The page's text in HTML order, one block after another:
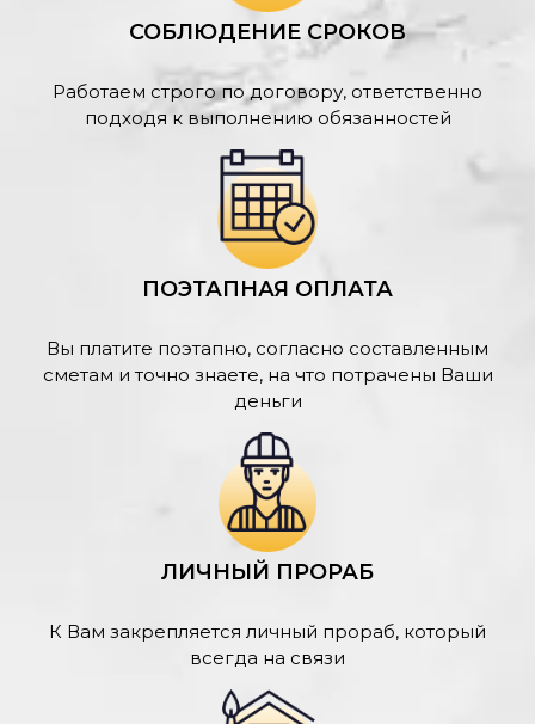
СОБЛЮДЕНИЕ СРОКОВ
Работаем строго по договору, ответственно
подходя к выполнению обязанностей
ПОЭТАПНАЯ ОПЛАТА
Вы платите поэтапно, согласно составленным
сметам и точно знаете, на что потрачены Ваши
деньги
ЛИЧНЫЙ ПРОРАБ
К Вам закрепляется личный прораб, который
всегда на связи